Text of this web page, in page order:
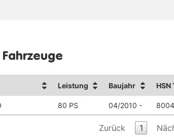
Leistung Baujahr HSN
80 PS 04/2010 -
Zurück 1